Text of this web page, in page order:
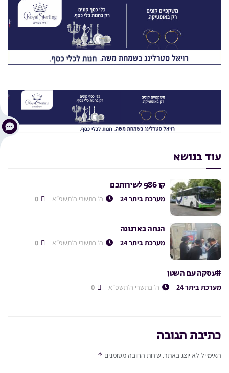
עוד בנושא
קו 986 לשירותכם
מערכת ביתר 24 ה׳ בתשרי ה׳תשפ״א
הנחה בארנונה
מערכת ביתר 24 ה׳ בתשרי ה׳תשפ״א
#עסקה עם השטן
מערכת ביתר 24 ה׳ בתשרי ה׳תשפ״א
כתיבת תגובה
האימייל לא יוצג באתר. שדות החובה מסומנים *